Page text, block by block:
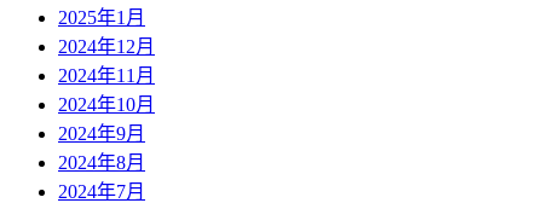
2025年1月
2024年12月
2024年11月
2024年10月
2024年9月
2024年8月
2024年7月